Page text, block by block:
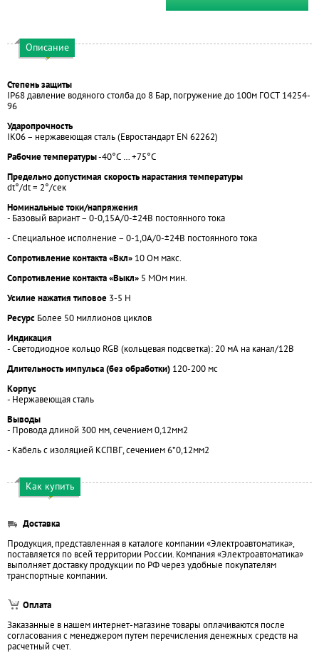
Описание
Степень защиты
IP68 давление водяного столба до 8 Бар, погружение до 100м ГОСТ 14254-
96
Ударопрочность
IK06 – нержавеющая сталь (Евростандарт EN 62262)
Рабочие температуры-40°С … +75°С
Предельно допустимая скорость нарастания температуры
dt°/dt = 2°/сек
Номинальные токи/напряжения
- Базовый вариант – 0-0,15А/0-±24В постоянного тока
- Специальное исполнение – 0-1,0А/0-±24В постоянного тока
Сопротивление контакта «Вкл» 10 Ом макс.
Сопротивление контакта «Выкл» 5 МОм мин.
Усилие нажатия типовое 3-5 Н
Ресурс Более 50 миллионов циклов
Индикация
- Светодиодное кольцо RGB (кольцевая подсветка): 20 мА на канал/12В
Длительность импульса (без обработки) 120-200 мс
Корпус
- Нержавеющая сталь
Выводы
- Провода длиной 300 мм, сечением 0,12мм2
- Кабель с изоляцией КСПВГ, сечением 6*0,12мм2
Как купить
Доставка
Продукция, представленная в каталоге компании «Электроавтоматика»,
поставляется по всей территории России. Компания «Электроавтоматика»
выполняет доставку продукции по РФ через удобные покупателям
транспортные компании.
Оплата
Заказанные в нашем интернет-магазине товары оплачиваются после
согласования с менеджером путем перечисления денежных средств на
расчетный счет.